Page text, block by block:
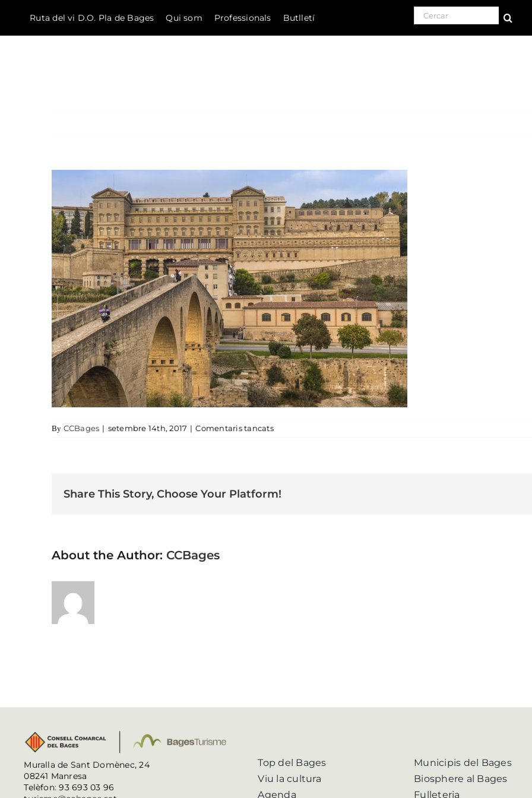
Ruta del vi D.O. Pla de Bages Qui som Professionals Butlletí Search for:
By CCBages | setembre 14th, 2017 | Comentaris tancatsa LA COVA amb el Pont Vell
Share This Story, Choose Your Platform!
About the Author: CCBages
Muralla de Sant Domènec, 24
08241 Manresa
Telèfon: 93 693 03 96
Top del Bages
Viu la cultura
Agenda
Municipis del Bages
Biosphere al Bages
Fulleteria